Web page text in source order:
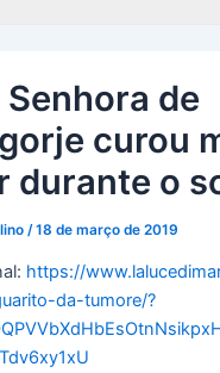
Senhora de
curou
durante o
/18 de março de 2019
https://
da-tumore/?